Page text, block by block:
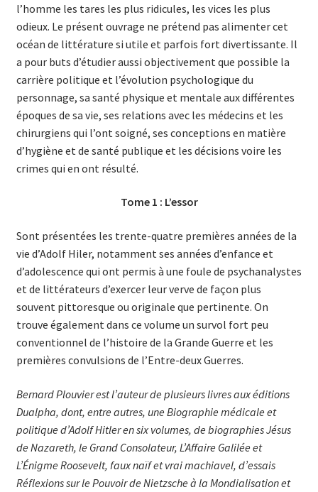
l’homme les tares les plus ridicules, les vices les plus
odieux. Le présent ouvrage ne prétend pas alimenter cet
océan de littérature si utile et parfois fort divertissante. Il
a pour buts d’étudier aussi objectivement que possible la
carrière politique et l’évolution psycho­logique du
personnage, sa santé physique et mentale aux différentes
époques de sa vie, ses relations avec les médecins et les
chirurgiens qui l’ont soigné, ses conceptions en matière
d’hygiène et de santé publique et les décisions voire les
crimes qui en ont résulté.
Tome 1 : L’essor
Sont présentées les trente-quatre premières années de la
vie d’Adolf Hiler, notamment ses années d’enfance et
d’adolescence qui ont permis à une foule de psychanalystes
et de littérateurs d’exercer leur verve de façon plus
souvent pittoresque ou originale que pertinente. On
trouve également dans ce volume un survol fort peu
conventionnel de l’histoire de la Grande Guerre et les
premières convulsions de l’Entre-deux Guerres.
Bernard Plouvier est l’auteur de plusieurs livres aux éditions
Dualpha, dont, entre autres, une Biographie médicale et
politique d’Adolf Hitler en six volumes, de bio­­graphies Jésus
de Nazareth, le Grand Consolateur, L’Affaire Galilée et
L’Énigme Roosevelt, faux naïf et vrai machiavel, d’essais
Réflexions sur le Pouvoir de Nietzsche à la Mondialisation et